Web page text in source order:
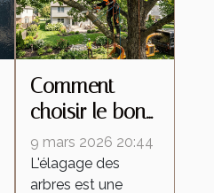
Comment
choisir le bon
professionnel
pour vos
9 mars 2026 20:44
L'élagage des
arbres est une